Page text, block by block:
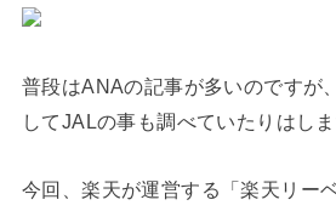
普段はANAの記事が多いのですが
してJALの事も調べていたりはしま
今回、楽天が運営する「楽天リー